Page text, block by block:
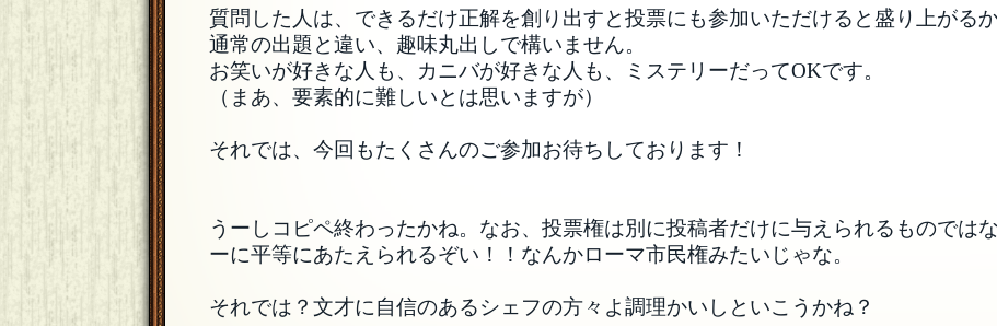
質問した人は、できるだけ正解を創り出すと投票にも参加いただけると盛り上がるか
通常の出題と違い、趣味丸出しで構いません。
お笑いが好きな人も、カニバが好きな人も、ミステリーだってOKです。
（まあ、要素的に難しいとは思いますが）
それでは、今回もたくさんのご参加お待ちしております！
うーしコピペ終わったかね。なお、投票権は別に投稿者だけに与えられるものでは
ーに平等にあたえられるぞい！！なんかローマ市民権みたいじゃな。
それでは？文才に自信のあるシェフの方々よ調理かいしといこうかね？